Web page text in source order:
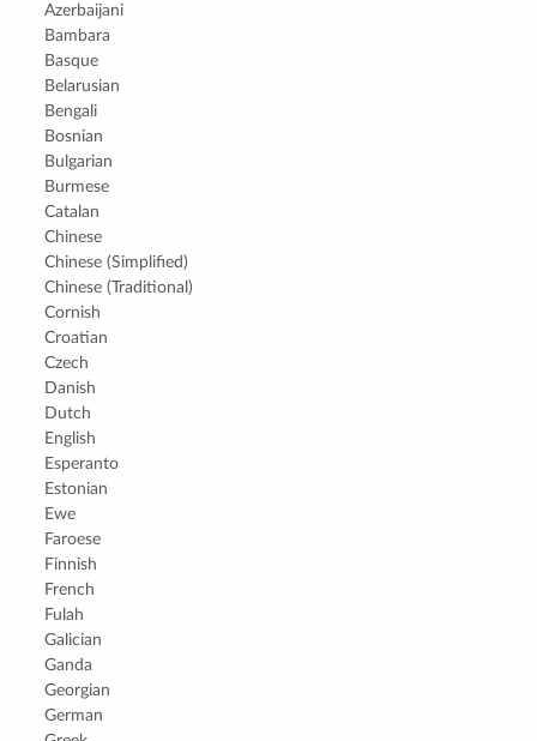
Azerbaijani
Bambara
Basque
Belarusian
Bengali
Bosnian
Bulgarian
Burmese
Catalan
Chinese
Chinese (Simplified)
Chinese (Traditional)
Cornish
Croatian
Czech
Danish
Dutch
English
Esperanto
Estonian
Ewe
Faroese
Finnish
French
Fulah
Galician
Ganda
Georgian
German